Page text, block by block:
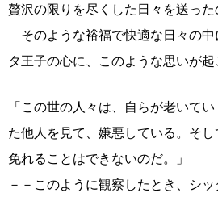
贅沢の限りを尽くした日々を送った
そのような裕福で快適な日々の中
タ王子の心に、このような思いが起
「この世の人々は、自らが老いて
た他人を見て、嫌悪している。そ
免れることはできないのだ。」
－－このように観察したとき、シ